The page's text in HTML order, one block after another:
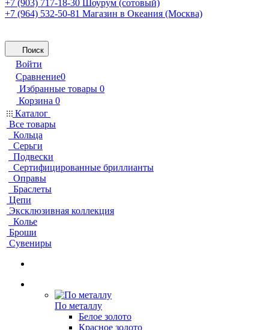
+7 (903) 717-18-30
Шоурум (сотовый)
+7 (964) 532-50-81 Магазин в Океания (Москва)
Поиск
Войти
Сравнение0
Избранные товары 0
Корзина 0
Каталог
Все товары
Кольца
Серьги
Подвески
Сертифицированные бриллианты
Оправы
Браслеты
Цепи
Эксклюзивная коллекция
Колье
Броши
Сувениры
По металлу
Белое золото
Красное золото